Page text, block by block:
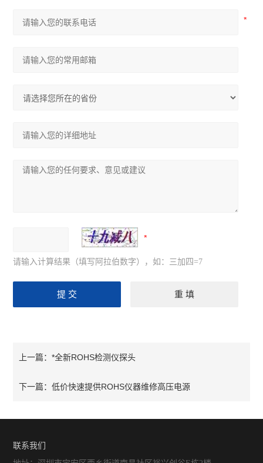
请输入计算结果（填写阿拉伯数字），如：三加四=7
上一篇：*全新ROHS检测仪探头
下一篇：低价快速提供ROHS仪器维修高压电源
联系我们